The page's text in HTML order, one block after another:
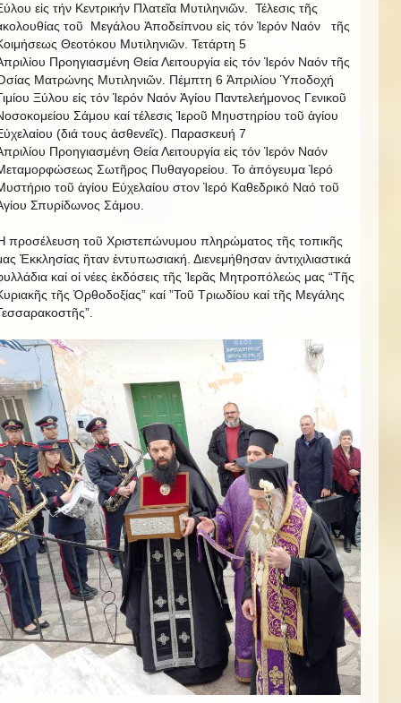
εἰς τήν Κεντρικήν Πλατεῖα Μυτιληνιῶν. Τέλεσις τῆς
τοῦ Μεγάλου Ἀποδείπνου εἰς τόν Ἱερόν Ναόν τῆς
Θεοτόκου Μυτιληνιῶν. Τετάρτη 5
Προηγιασμένη Θεία Λειτουργία εἰς τόν Ἱερόν Ναόν τῆς
Ματρώνης Μυτιληνιῶν. Πέμπτη 6 Ἀπριλίου Ὑποδοχή
Ξύλου εἰς τόν Ἱερόν Ναόν Ἁγίου Παντελεήμονος Γενικοῦ
Σάμου καί τέλεσις Ἱεροῦ Μηυστηρίου τοῦ ἁγίου
(διά τους ἀσθενεῖς). Παρασκευή 7
Προηγιασμένη Θεία Λειτουργία εἰς τόν Ἱερόν Ναόν
Σωτῆρος Πυθαγορείου. Το ἀπόγευμα Ἱερό
τοῦ ἁγίου Εὐχελαίου στον Ἱερό Καθεδρικό Ναό τοῦ
Σπυρίδωνος Σάμου.
προσέλευση τοῦ Χριστεπώνυμου πληρώματος τῆς τοπικῆς
Ἐκκλησίας ἣταν ἐντυπωσιακή. Διενεμήθησαν ἀντιχιλιαστικά
καί οἱ νέες ἐκδόσεις τῆς Ἱερᾶς Μητροπόλεώς μας “Τῆς
τῆς Ὀρθοδοξίας” καί ”Τοῦ Τριωδίου καί τῆς Μεγάλης